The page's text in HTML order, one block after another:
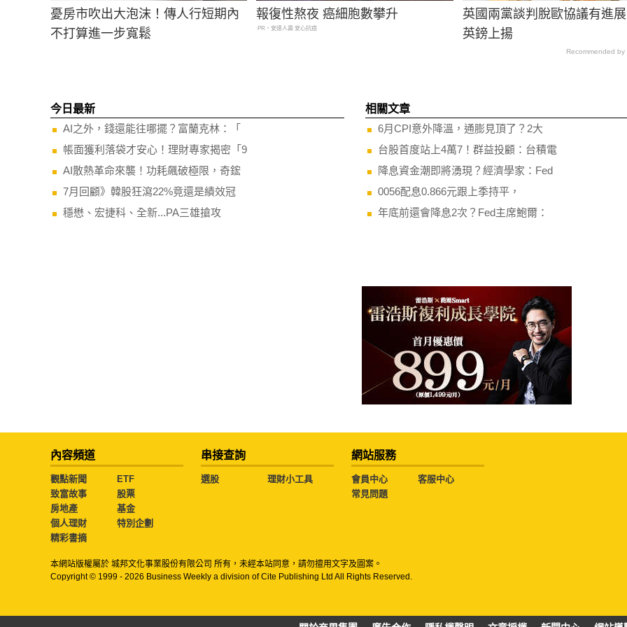
憂房市吹出大泡沫！傳人行短期內
不打算進一步寬鬆
報復性熬夜 癌細胞數攀升
PR・安達人壽 安心抗癌
英國兩黨談判脫歐協議有進
英鎊上揚
Recommended by
今日最新
AI之外，錢還能往哪擺？富蘭克林：「
帳面獲利落袋才安心！理財專家揭密「9
AI散熱革命來襲！功耗飆破極限，奇鋐
7月回顧》韓股狂瀉22%竟還是績效冠
穩懋、宏捷科、全新...PA三雄搶攻
相關文章
6月CPI意外降溫，通膨見頂了？2大
台股首度站上4萬7！群益投顧：台積電
降息資金潮即將湧現？經濟學家：Fed
0056配息0.866元跟上季持平，
年底前還會降息2次？Fed主席鮑爾：
內容頻道
觀點新聞
ETF
致富故事
股票
房地產
基金
個人理財
特別企劃
精彩書摘
串接查詢
選股 理財小工具
網站服務
會員中心
客服中心
常見問題
本網站版權屬於 城邦文化事業股份有限公司 所有，未經本站同意，請勿擅用文字及圖案。
Copyright © 1999 - 2026 Business Weekly a division of Cite Publishing Ltd All Rights Reserved.